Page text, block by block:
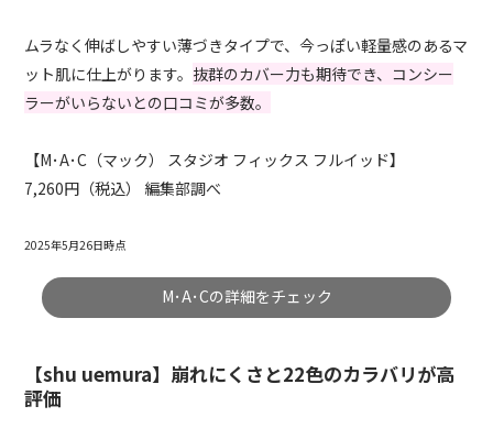
ムラなく伸ばしやすい薄づきタイプで、今っぽい軽量感のあるマ
ット肌に仕上がります。 抜群のカバー力も期待でき、コンシー
ラーがいらないとの口コミが多数。
【M･A･C（マック） スタジオ フィックス フルイッド】
7,260円（税込） 編集部調べ
2025年5月26日時点
M･A･Cの詳細をチェック
【shu uemura】崩れにくさと22色のカラバリが高
評価